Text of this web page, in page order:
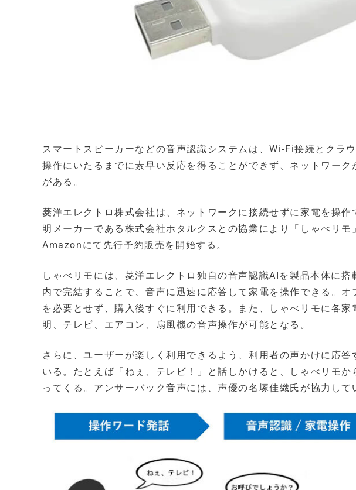
スマートスピーカーなどの音声認識システムは、Wi-Fi接続とクラ
操作にいたるまでに素早い反応を得ることができず、ネットワー
がある。
菱洋エレクトロ株式会社は、ネットワークに接続せずに家電を操
明メーカーである株式会社ホタルクスとの協業により「しゃべリ
Amazonにて先行予約販売を開始する。
しゃべリモには、菱洋エレクトロ独自の音声認識AIを製品本体に
内で完結することで、音声に迅速に応答して家電を操作できる。
を必要とせず、購入後すぐに利用できる。また、しゃべリモに各
明、テレビ、エアコン、扇風機の音声操作が可能​となる。
さらに、ユーザーが楽しく利用できるよう、利用者の声かけに応
いる。たとえば「ねぇ、テレビ！」と話しかけると、しゃべリモ
ってくる。アンサーバック音声には、声優の名塚佳織氏が協力して